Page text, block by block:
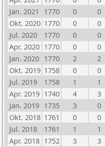
Jan. 2021
1770 0
0
Okt. 2020 1770 0
0
Jul. 2020
1770 0
0
Apr. 2020 1770 0
0
Jan. 2020 1770 2
2
Okt. 2019 1758 0
0
Jul. 2019
1758 1
1
Apr. 2019 1740 4
3
Jan. 2019 1735 3
0
Okt. 2018 1761 0
0
Jul. 2018
1761 1
1
Apr. 2018 1752 3
3